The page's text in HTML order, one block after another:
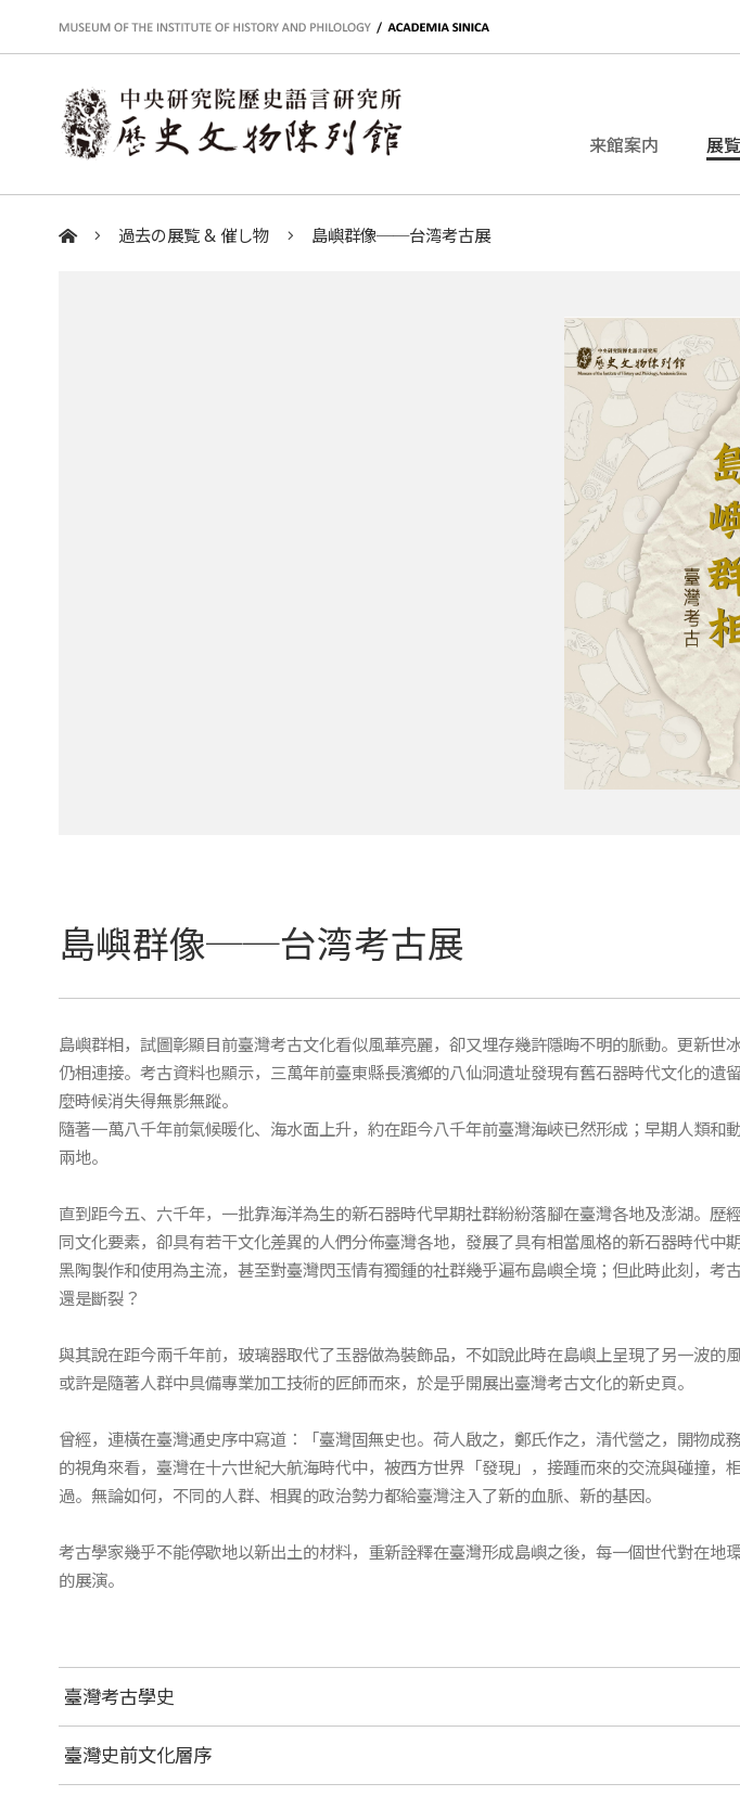
:::
来館案内 展
過去の展覧 & 催し物 島嶼群像──台湾考古展
島嶼群像──台湾考古展
島嶼群相，試圖彰顯目前臺灣考古文化看似風華亮麗，卻又埋存幾許隱晦不明的脈動。更新世
仍相連接。考古資料也顯示，三萬年前臺東縣長濱鄉的八仙洞遺址發現有舊石器時代文化的遺
麼時候消失得無影無蹤。
隨著一萬八千年前氣候暖化、海水面上升，約在距今八千年前臺灣海峽已然形成；早期人類和
兩地。
直到距今五、六千年，一批靠海洋為生的新石器時代早期社群紛紛落腳在臺灣各地及澎湖。歷
同文化要素，卻具有若干文化差異的人們分佈臺灣各地，發展了具有相當風格的新石器時代中
黑陶製作和使用為主流，甚至對臺灣閃玉情有獨鍾的社群幾乎遍布島嶼全境；但此時此刻，考
還是斷裂？
與其說在距今兩千年前，玻璃器取代了玉器做為裝飾品，不如說此時在島嶼上呈現了另一波的
或許是隨著人群中具備專業加工技術的匠師而來，於是乎開展出臺灣考古文化的新史頁。
曾經，連橫在臺灣通史序中寫道：「臺灣固無史也。荷人啟之，鄭氏作之，清代營之，開物成
的視角來看，臺灣在十六世紀大航海時代中，被西方世界「發現」，接踵而來的交流與碰撞，
過。無論如何，不同的人群、相異的政治勢力都給臺灣注入了新的血脈、新的基因。
考古學家幾乎不能停歇地以新出土的材料，重新詮釋在臺灣形成島嶼之後，每一個世代對在地
的展演。
臺灣考古學史
臺灣史前文化層序